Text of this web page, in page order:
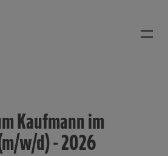
Kaufmann im
w/d) - 2026